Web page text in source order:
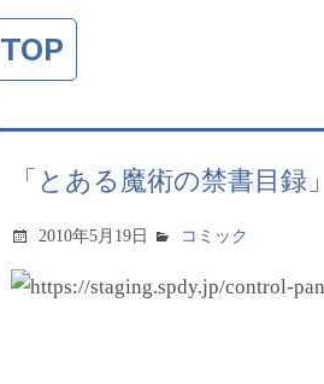
TOP
「とある魔術の禁書目
2010年5月19日 コミック